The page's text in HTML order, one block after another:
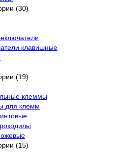
(30)
клавишные
(19)
клеммы
для клемм
(15)